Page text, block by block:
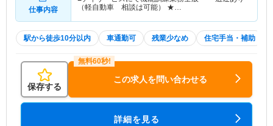
仕事内容
（軽自動車 相談は可能） ★…
駅から徒歩10分以内 車通勤可 残業少なめ 住宅手当・補助
保存する
この求人を問い合わせる
詳細を見る